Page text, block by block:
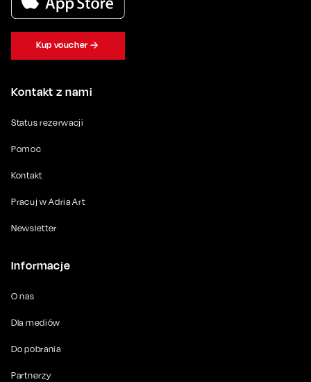
Kontakt z nami
Status rezerwacji
Pomoc
Kontakt
Pracuj w Adria Art
Newsletter
Informacje
O nas
Dla mediów
Do pobrania
Partnerzy
Kup voucher